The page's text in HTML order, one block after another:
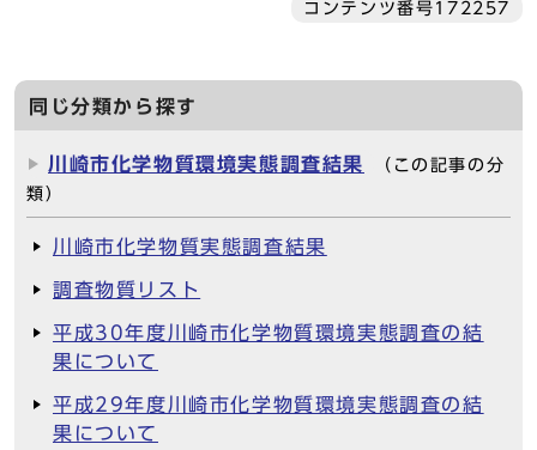
コンテンツ番号172257
同じ分類から探す
川崎市化学物質環境実態調査結果
（この記事の分
類）
川崎市化学物質実態調査結果
調査物質リスト
平成30年度川崎市化学物質環境実態調査の結
果について
平成29年度川崎市化学物質環境実態調査の結
果について